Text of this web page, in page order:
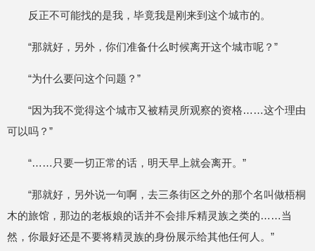
反正不可能找的是我，毕竟我是刚来到这个城市的。
“那就好，另外，你们准备什么时候离开这个城市呢？”
“为什么要问这个问题？”
“因为我不觉得这个城市又被精灵所观察的资格……这个理由
可以吗？”
“……只要一切正常的话，明天早上就会离开。”
“那就好，另外说一句啊，去三条街区之外的那个名叫做梧桐
木的旅馆，那边的老板娘的话并不会排斥精灵族之类的……当
然，你最好还是不要将精灵族的身份展示给其他任何人。”